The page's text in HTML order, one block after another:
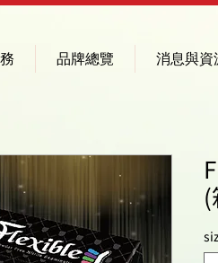
品牌總覽 消息與資